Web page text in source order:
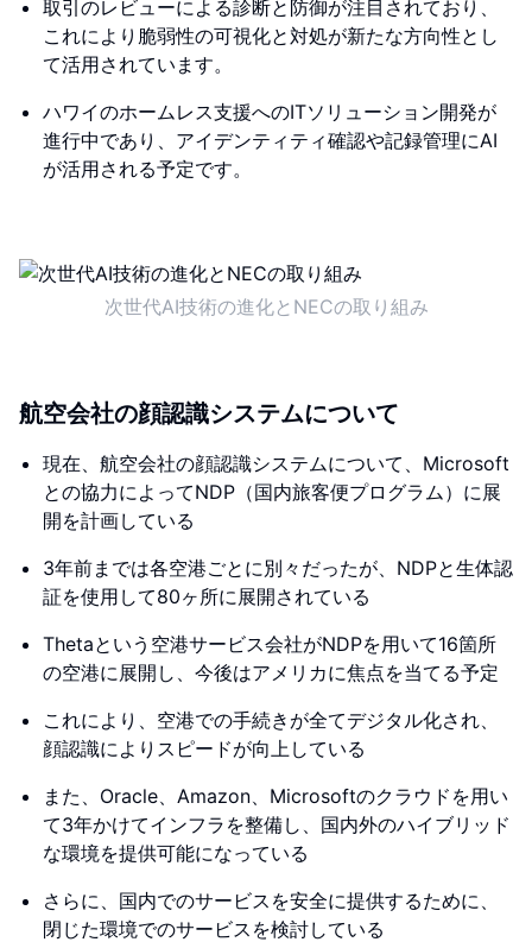
取引のレビューによる診断と防御が注目されており、
これにより脆弱性の可視化と対処が新たな方向性とし
て活用されています。
ハワイのホームレス支援へのITソリューション開発が
進行中であり、アイデンティティ確認や記録管理にAI
が活用される予定です。
次世代AI技術の進化とNECの取り組み
航空会社の顔認識システムについて
現在、航空会社の顔認識システムについて、Microsoft
との協力によってNDP（国内旅客便プログラム）に展
開を計画している
3年前までは各空港ごとに別々だったが、NDPと生体認
証を使用して80ヶ所に展開されている
Thetaという空港サービス会社がNDPを用いて16箇所
の空港に展開し、今後はアメリカに焦点を当てる予定
これにより、空港での手続きが全てデジタル化され、
顔認識によりスピードが向上している
また、Oracle、Amazon、Microsoftのクラウドを用い
て3年かけてインフラを整備し、国内外のハイブリッド
な環境を提供可能になっている
さらに、国内でのサービスを安全に提供するために、
閉じた環境でのサービスを検討している